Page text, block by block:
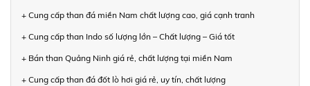
+ Cung cấp than đá miền Nam chất lượng cao, giá cạnh tranh
+ Cung cấp than Indo số lượng lớn – Chất lượng – Giá tốt
+ Bán than Quảng Ninh giá rẻ, chất lượng tại miền Nam
+ Cung cấp than đá đốt lò hơi giá rẻ, uy tín, chất lượng